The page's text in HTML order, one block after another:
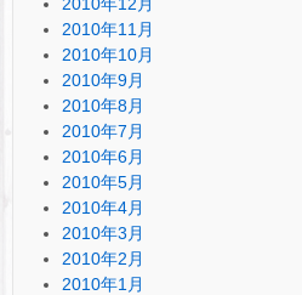
2010年11月
2010年10月
2010年9月
2010年8月
2010年7月
2010年6月
2010年5月
2010年4月
2010年3月
2010年2月
2010年1月